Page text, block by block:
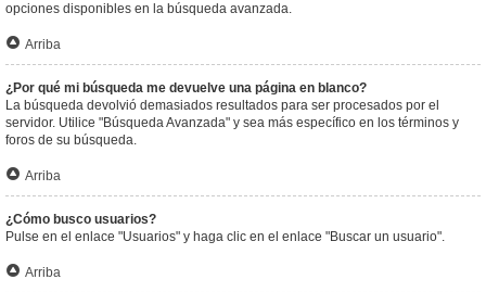
opciones disponibles en la búsqueda avanzada.
Arriba
¿Por qué mi búsqueda me devuelve una página en blanco?
La búsqueda devolvió demasiados resultados para ser procesados por el
servidor. Utilice "Búsqueda Avanzada" y sea más específico en los términos y
foros de su búsqueda.
Arriba
¿Cómo busco usuarios?
Pulse en el enlace "Usuarios" y haga clic en el enlace "Buscar un usuario".
Arriba